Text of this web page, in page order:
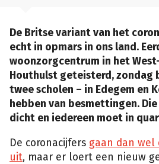
De Britse variant van het
echt in opmars in ons land.
woonzorgcentrum in het
Houthulst geteisterd, zondag
twee scholen – in Edegem en
hebben van besmettingen.
dicht en iedereen moet in
De coronacijfers gaan dan wel
uit, maar er loert een nieuw